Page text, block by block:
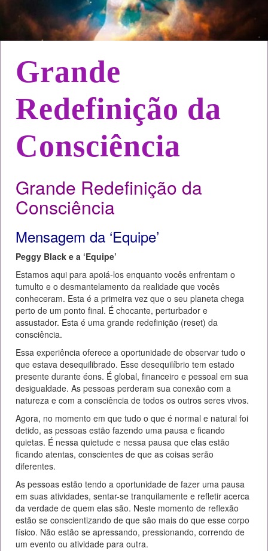
Grande
Redefinição da
Consciência
Grande Redefinição da
Consciência
Mensagem da ‘Equipe’
Peggy Black e a ‘Equipe’
Estamos aqui para apoiá-los enquanto vocês enfrentam o
tumulto e o desmantelamento da realidade que vocês
conheceram. Esta é a primeira vez que o seu planeta chega
perto de um ponto final. É chocante, perturbador e
assustador. Esta é uma grande redefinição (reset) da
consciência.
Essa experiência oferece a oportunidade de observar tudo o
que estava desequilibrado. Esse desequilíbrio tem estado
presente durante éons. É global, financeiro e pessoal em sua
desigualdade. As pessoas perderam sua conexão com a
natureza e com a consciência de todos os outros seres vivos.
Agora, no momento em que tudo o que é normal e natural foi
detido, as pessoas estão fazendo uma pausa e ficando
quietas. É nessa quietude e nessa pausa que elas estão
ficando atentas, conscientes de que as coisas serão
diferentes.
As pessoas estão tendo a oportunidade de fazer uma pausa
em suas atividades, sentar-se tranquilamente e refletir acerca
da verdade de quem elas são. Neste momento de reflexão
estão se conscientizando de que são mais do que esse corpo
físico. Não estão se apressando, pressionando, correndo de
um evento ou atividade para outra.